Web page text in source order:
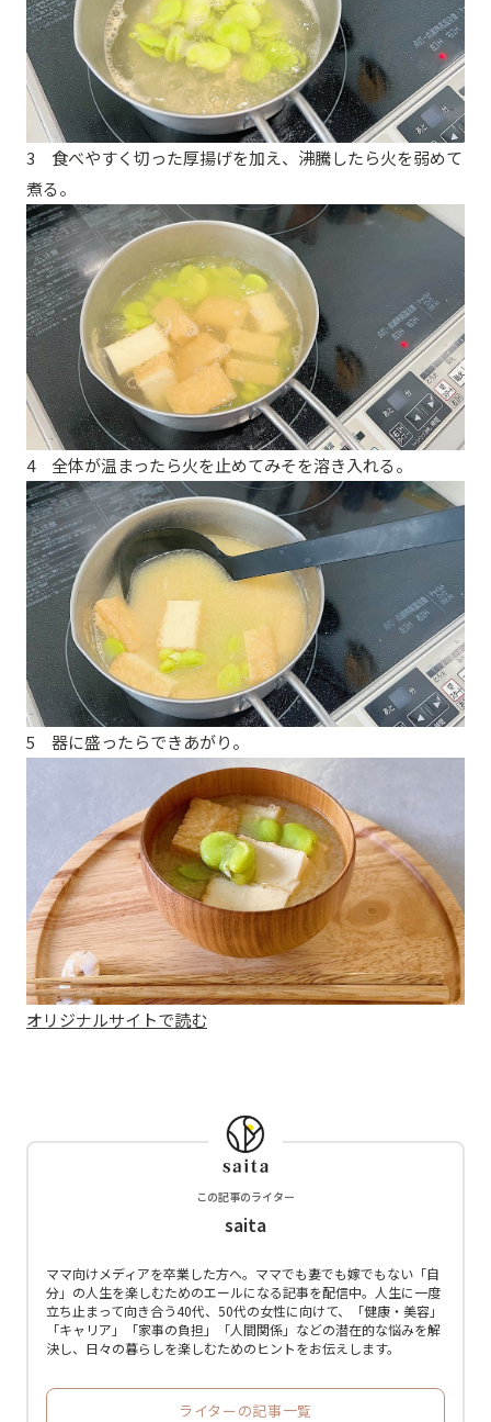
3 食べやすく切った厚揚げを加え、沸騰したら火を弱めて
煮る。
4 全体が温まったら火を止めてみそを溶き入れる。
5 器に盛ったらできあがり。
オリジナルサイトで読む
この記事のライター
saita
ママ向けメディアを卒業した方へ。ママでも妻でも嫁でもない「自
分」の人生を楽しむためのエールになる記事を配信中。人生に一度
立ち止まって向き合う40代、50代の女性に向けて、「健康・美容」
「キャリア」「家事の負担」「人間関係」などの潜在的な悩みを解
決し、日々の暮らしを楽しむためのヒントをお伝えします。
ライターの記事一覧